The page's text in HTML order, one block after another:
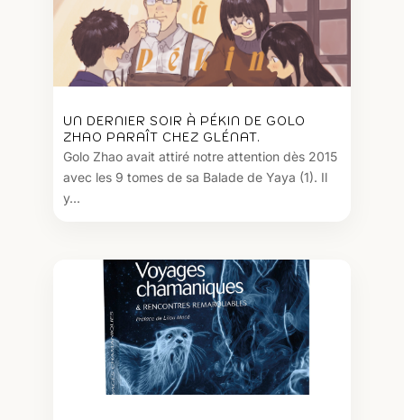
UN DERNIER SOIR À PÉKIN DE GOLO
ZHAO PARAÎT CHEZ GLÉNAT.
Golo Zhao avait attiré notre attention dès 2015
avec les 9 tomes de sa Balade de Yaya (1). Il
y...